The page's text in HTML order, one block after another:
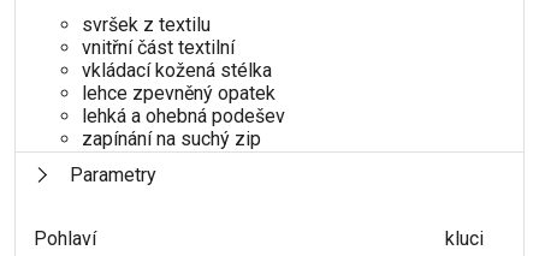
svršek z textilu
vnitřní část textilní
vkládací kožená stélka
lehce zpevněný opatek
lehká a ohebná podešev
zapínání na suchý zip
Parametry
Pohlaví kluci